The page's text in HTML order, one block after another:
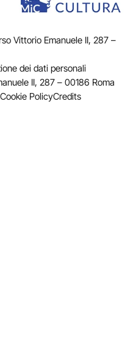
Vittorio Emanuele II, 287 –
dei dati personali
II, 287 – 00186 Roma
Cookie PolicyCredits